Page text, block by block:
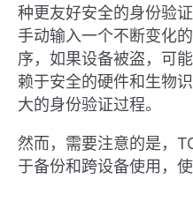
种更友好安全的身份验
手动输入一个不断变化
序，如果设备被盗，可
赖于安全的硬件和生物
大的身份验证过程。
然而，需要注意的是，
于备份和跨设备使用，